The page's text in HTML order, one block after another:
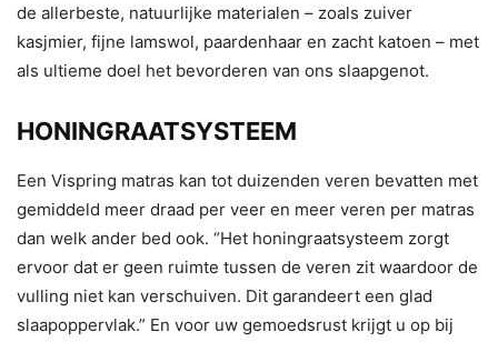
de allerbeste, natuurlijke materialen – zoals zuiver
kasjmier, fijne lamswol, paardenhaar en zacht katoen – met
als ultieme doel het bevorderen van ons slaapgenot.
HONINGRAATSYSTEEM
Een Vispring matras kan tot duizenden veren bevatten met
gemiddeld meer draad per veer en meer veren per matras
dan welk ander bed ook. “Het honingraatsysteem zorgt
ervoor dat er geen ruimte tussen de veren zit waardoor de
vulling niet kan verschuiven. Dit garandeert een glad
slaapoppervlak.” En voor uw gemoedsrust krijgt u op bij